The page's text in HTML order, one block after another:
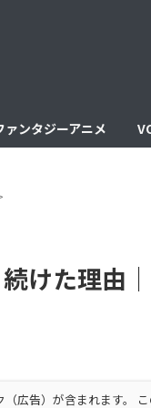
ァンタジーアニメ
続けた理由
広告）が含まれます。